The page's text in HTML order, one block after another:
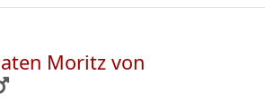
Moritz von